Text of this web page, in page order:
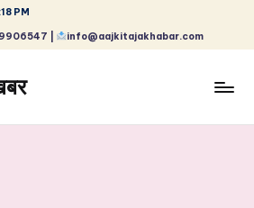
PM
| info@aajkitajakhabar.com